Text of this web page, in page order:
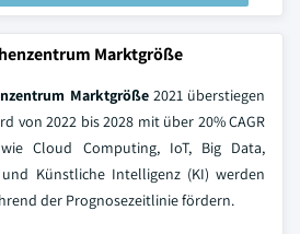
Marktgröße
Marktgröße 2021 überstiegen
von 2022 bis 2028 mit über 20% CAGR
Cloud Computing, IoT, Big Data,
und Künstliche Intelligenz (KI) werden
der Prognosezeitlinie fördern.